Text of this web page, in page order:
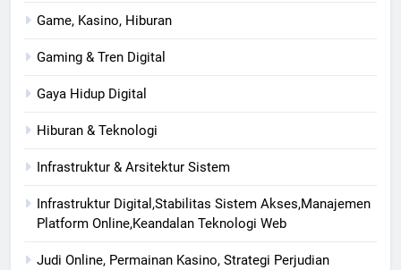
Game, Kasino, Hiburan
Gaming & Tren Digital
Gaya Hidup Digital
Hiburan & Teknologi
Infrastruktur & Arsitektur Sistem
Infrastruktur Digital,Stabilitas Sistem Akses,Manajemen
Platform Online,Keandalan Teknologi Web
Judi Online, Permainan Kasino, Strategi Perjudian